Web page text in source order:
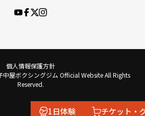
1日体験 チケット・
個人情報保護方針
屋ボクシングジム Official Website All Rights
Reserved.